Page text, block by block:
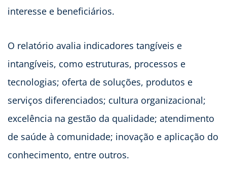
interesse e beneficiários.
O relatório avalia indicadores tangíveis e
intangíveis, como estruturas, processos e
tecnologias; oferta de soluções, produtos e
serviços diferenciados; cultura organizacional;
excelência na gestão da qualidade; atendimento
de saúde à comunidade; inovação e aplicação do
conhecimento, entre outros.